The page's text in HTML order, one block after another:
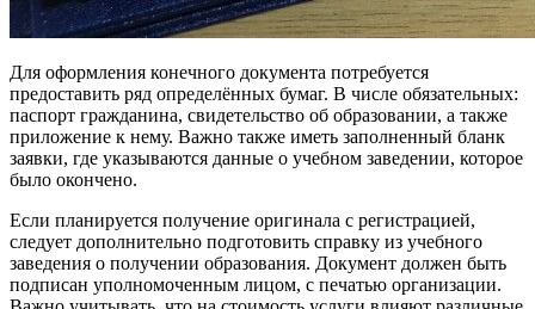
Для оформления конечного документа потребуется
предоставить ряд определённых бумаг. В числе обязательных:
паспорт гражданина, свидетельство об образовании, а также
приложение к нему. Важно также иметь заполненный бланк
заявки, где указываются данные о учебном заведении, которое
было окончено.
Если планируется получение оригинала с регистрацией,
следует дополнительно подготовить справку из учебного
заведения о получении образования. Документ должен быть
подписан уполномоченным лицом, с печатью организации.